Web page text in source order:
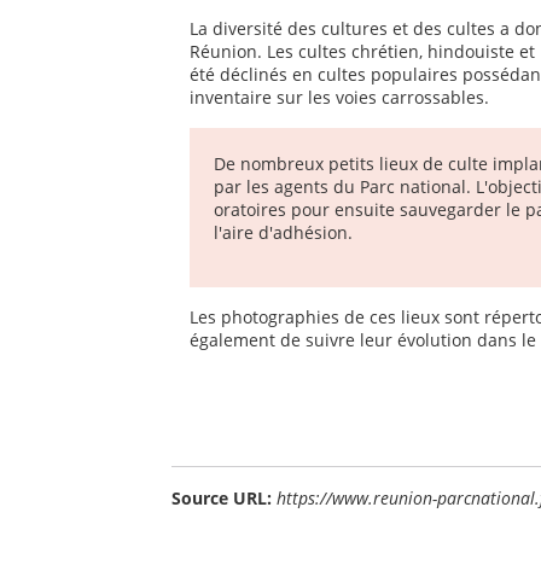
La diversité des cultures et des cultes a
Réunion. Les cultes chrétien, hindouiste
été déclinés en cultes populaires
inventaire sur les voies carrossables.
De nombreux petits lieux de culte
par les agents du Parc national.
oratoires pour ensuite sauvegarder le
l'aire d'adhésion.
Les photographies de ces lieux sont
également de suivre leur évolution dans le
Source URL: https://www.reunion-